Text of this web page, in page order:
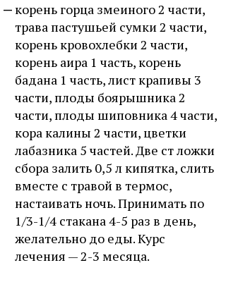
корень горца змеиного 2 части,
трава пастушьей сумки 2 части,
корень кровохлебки 2 части,
корень аира 1 часть, корень
бадана 1 часть, лист крапивы 3
части, плоды боярышника 2
части, плоды шиповника 4 части,
кора калины 2 части, цветки
лабазника 5 частей. Две ст ложки
сбора залить 0,5 л кипятка, слить
вместе с травой в термос,
настаивать ночь. Принимать по
1/3-1/4 стакана 4-5 раз в день,
желательно до еды. Курс
лечения — 2-3 месяца.